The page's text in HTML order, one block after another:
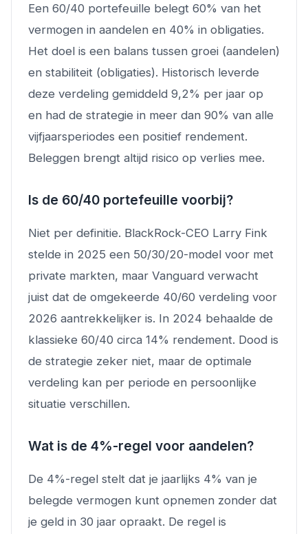
Een 60/40 portefeuille belegt 60% van het
vermogen in aandelen en 40% in obligaties.
Het doel is een balans tussen groei (aandelen)
en stabiliteit (obligaties). Historisch leverde
deze verdeling gemiddeld 9,2% per jaar op
en had de strategie in meer dan 90% van alle
vijfjaarsperiodes een positief rendement.
Beleggen brengt altijd risico op verlies mee.
Is de 60/40 portefeuille voorbij?
Niet per definitie. BlackRock-CEO Larry Fink
stelde in 2025 een 50/30/20-model voor met
private markten, maar Vanguard verwacht
juist dat de omgekeerde 40/60 verdeling voor
2026 aantrekkelijker is. In 2024 behaalde de
klassieke 60/40 circa 14% rendement. Dood is
de strategie zeker niet, maar de optimale
verdeling kan per periode en persoonlijke
situatie verschillen.
Wat is de 4%-regel voor aandelen?
De 4%-regel stelt dat je jaarlijks 4% van je
belegde vermogen kunt opnemen zonder dat
je geld in 30 jaar opraakt. De regel is